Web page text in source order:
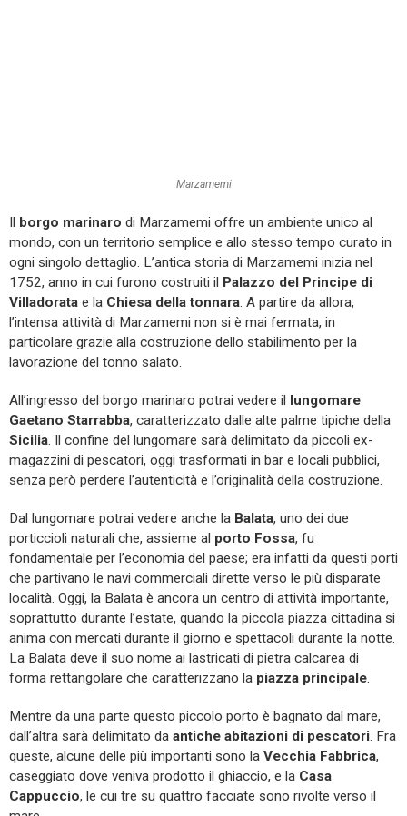
Marzamemi
Il borgo marinaro di Marzamemi offre un ambiente unico al
mondo, con un territorio semplice e allo stesso tempo curato in
ogni singolo dettaglio. L’antica storia di Marzamemi inizia nel
1752, anno in cui furono costruiti il Palazzo del Principe di
Villadorata e la Chiesa della tonnara. A partire da allora,
l’intensa attività di Marzamemi non si è mai fermata, in
particolare grazie alla costruzione dello stabilimento per la
lavorazione del tonno salato.
All’ingresso del borgo marinaro potrai vedere il lungomare
Gaetano Starrabba, caratterizzato dalle alte palme tipiche della
Sicilia. Il confine del lungomare sarà delimitato da piccoli ex-
magazzini di pescatori, oggi trasformati in bar e locali pubblici,
senza però perdere l’autenticità e l’originalità della costruzione.
Dal lungomare potrai vedere anche la Balata, uno dei due
porticcioli naturali che, assieme al porto Fossa, fu
fondamentale per l’economia del paese; era infatti da questi porti
che partivano le navi commerciali dirette verso le più disparate
località. Oggi, la Balata è ancora un centro di attività importante,
soprattutto durante l’estate, quando la piccola piazza cittadina si
anima con mercati durante il giorno e spettacoli durante la notte.
La Balata deve il suo nome ai lastricati di pietra calcarea di
forma rettangolare che caratterizzano la piazza principale.
Mentre da una parte questo piccolo porto è bagnato dal mare,
dall’altra sarà delimitato da antiche abitazioni di pescatori. Fra
queste, alcune delle più importanti sono la Vecchia Fabbrica,
caseggiato dove veniva prodotto il ghiaccio, e la Casa
Cappuccio, le cui tre su quattro facciate sono rivolte verso il